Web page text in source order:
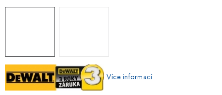
Více informací